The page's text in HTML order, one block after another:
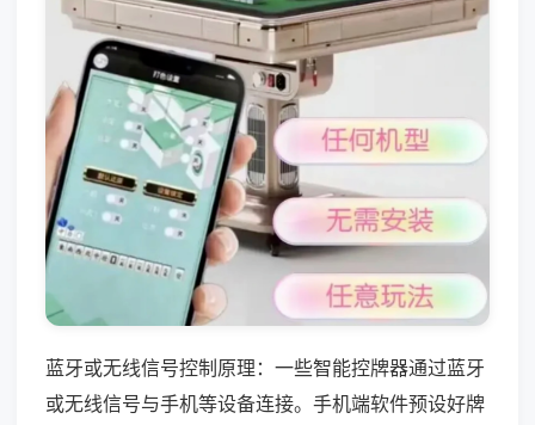
蓝牙或无线信号控制原理：一些智能控牌器通过蓝牙
或无线信号与手机等设备连接。手机端软件预设好牌